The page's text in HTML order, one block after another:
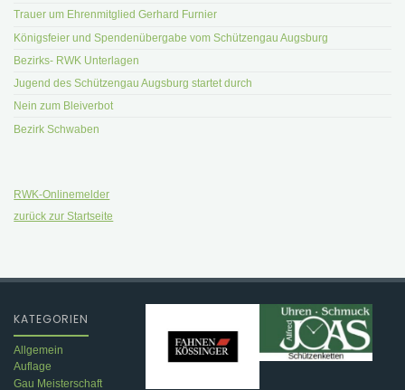
Trauer um Ehrenmitglied Gerhard Furnier
Königsfeier und Spendenübergabe vom Schützengau Augsburg
Bezirks- RWK Unterlagen
Jugend des Schützengau Augsburg startet durch
Nein zum Bleiverbot
Bezirk Schwaben
RWK-Onlinemelder
zurück zur Startseite
KATEGORIEN
Allgemein
Auflage
Gau Meisterschaft